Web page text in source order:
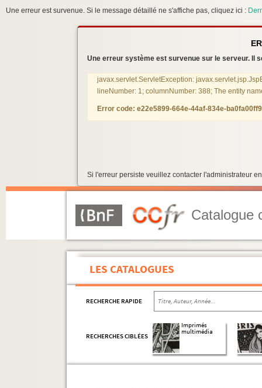
Une erreur est survenue. Si le message détaillé ne s'affiche pas, cliquez ici :
Une erreur système est survenue sur le serveur. Il
javax.servlet.ServletException:
lineNumber: 1; columnNumber: 388; The entity
Error code: e22e5899-664e-44af-834e-
Si l'erreur persiste veuillez contacter l'administrateur
Catalogue
LES CATALOGUES
RECHERCHE RAPIDE
RECHERCHES CIBLÉES
Imprimés
multimédia